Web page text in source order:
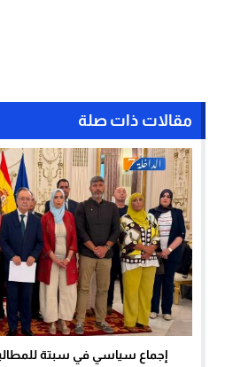
مقالات ذات صلة
إجماع سياسي في سبتة